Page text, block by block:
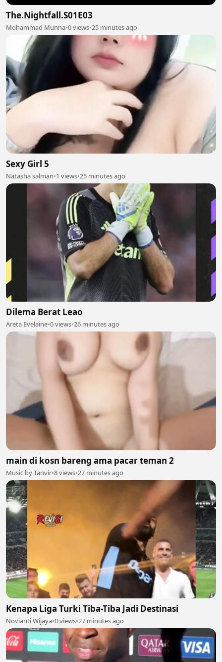
The.Nightfall.S01E03
Mohammad Munna•0 views•25 minutes ago
Sexy Girl 5
Natasha salman•1 views•25 minutes ago
Dilema Berat Leao
Areta Evelaine•0 views•26 minutes ago
main di kosn bareng ama pacar teman 2
Music by Tanvir•8 views•27 minutes ago
Kenapa Liga Turki Tiba-Tiba Jadi Destinasi
Novianti Wijaya•0 views•27 minutes ago